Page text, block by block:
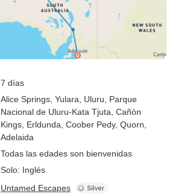
7 días
Alice Springs , Yulara , Uluru , Parque
Nacional de Uluru-Kata Tjuta , Cañón
Kings , Erldunda , Coober Pedy, Quorn
Adelaida
Todas las edades son bienvenidas
Solo: Inglés
Untamed Escapes